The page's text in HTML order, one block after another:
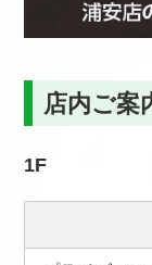
店内ご案
1F